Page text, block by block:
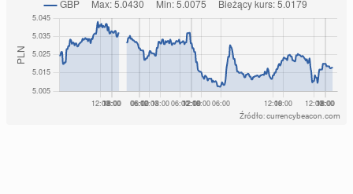
Źródło: currencybeacon.com